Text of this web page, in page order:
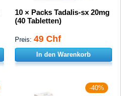
10 × Packs Tadalis-sx 20mg
(40 Tabletten)
Preis: 49 Chf
In den Warenkorb
-40%